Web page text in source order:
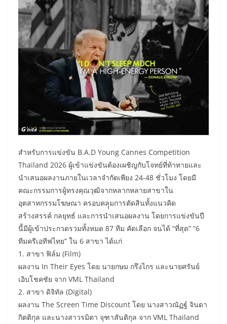
สำหรับการแข่งขัน B.A.D Young Cannes Competition
Thailand 2026 ผู้เข้าแข่งขันต้องเผชิญกับโจทย์ที่ท้าทายและ
นำเสนอผลงานภายในเวลาจำกัดเพียง 24-48 ชั่วโมง โดยมี
คณะกรรมการผู้ทรงคุณวุฒิจากหลากหลายสาขาใน
อุตสาหกรรมโฆษณา ครอบคลุุมการตัดสินทั้งแนวคิด
สร้างสรรค์ กลยุทธ์ และการนำเสนอผลงาน โดยการแข่งขันปี
นี้มีผู้เข้าประกวดรวมทั้งหมด 87 ทีม คัดเลือก จนได้ “ที่สุด” “6
ทีมครีเอทีฟไทย” ใน 6 สาขา ได้แก่
1. สาขา ฟิล์ม (Film)
ผลงาน In Their Eyes โดย นายกษม กรึงไกร และนายศรันย์
เอิบโชคชัย จาก VML Thailand
2. สาขา ดิจิทัล (Digital)
ผลงาน The Screen Time Discount โดย นางสาวณัฏฐ์ จินดา
กิตติกุล และนางสาวรมิตา จุฑาสันติกุล จาก VML Thailand